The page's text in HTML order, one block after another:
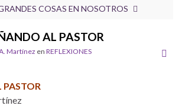
COSAS EN NOSOTROS
AL PASTOR
Martínez en REFLEXIONES